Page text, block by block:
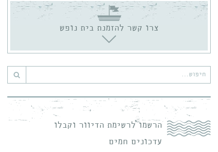
צרו קשר להזמנת בית נופש
חיפוש
הרשמו לרשימת הדיוור וקבלו
עדכונים חמים